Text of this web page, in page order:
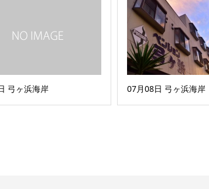
弓ヶ浜海岸 07月08日 弓ヶ浜海岸